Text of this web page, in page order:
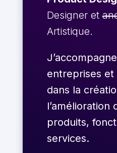
Designer et
Artistique.
entreprises
dans la
l’amélioration
produits,
services.